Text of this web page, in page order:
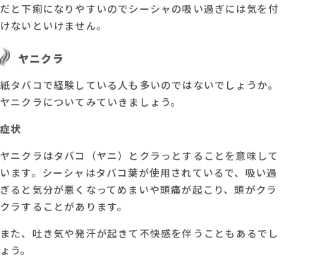
だと下痢になりやすいのでシーシャの吸い過ぎには気を付
けないといけません。
ヤニクラ
紙タバコで経験している人も多いのではないでしょうか。
ヤニクラについてみていきましょう。
症状
ヤニクラはタバコ（ヤニ）とクラっとすることを意味して
います。シーシャはタバコ葉が使用されているで、吸い過
ぎると気分が悪くなってめまいや頭痛が起こり、頭がクラ
クラすることがあります。
また、吐き気や発汗が起きて不快感を伴うこともあるでし
ょう。